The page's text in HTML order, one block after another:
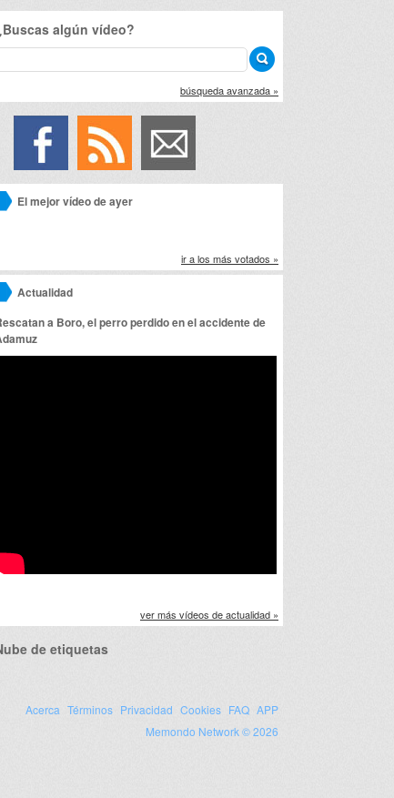
algún vídeo?
búsqueda avanzada »
El mejor vídeo de ayer
ir a los más votados »
Actualidad
a Boro, el perro perdido en el accidente de
ver más vídeos de actualidad »
de etiquetas
Acerca Términos Privacidad Cookies FAQ APP
Memondo Network © 2026